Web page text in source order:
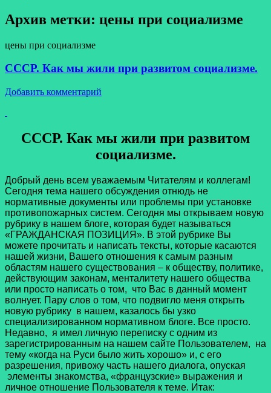
Архив метки: цены при социализме
цены при социализме
СССР. Как мы жили при развитом социализме.
Добавить комментарий
СССР. Как мы жили при развитом
социализме.
Добрый день всем уважаемым Читателям и коллегам!
Сегодня тема нашего обсуждения отнюдь не
нормативные документы или проблемы при установке
противопожарных систем. Сегодня мы открываем новую
рубрику в нашем блоге, которая будет называться
«ГРАЖДАНСКАЯ ПОЗИЦИЯ». В этой рубрике Вы
можете прочитать и написать тексты, которые касаются
нашей жизни, Вашего отношения к самым разным
областям нашего существования – к обществу, политике,
действующим законам, менталитету нашего общества
или просто написать о том, что Вас в данный момент
волнует. Пару слов о том, что подвигло меня открыть
новую рубрику в нашем, казалось бы узко
специализированном нормативном блоге. Все просто.
Недавно, я имел личную переписку с одним из
зарегистрированным на нашем сайте Пользователем, на
тему «когда на Руси было жить хорошо» и, с его
разрешения, привожу часть нашего диалога, опуская
элементы знакомства, «французские» выражения и
личное отношение Пользователя к теме. Итак: